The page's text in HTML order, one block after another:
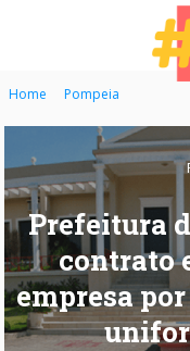
Home Pompeia
Prefeitura
contrato
empresa